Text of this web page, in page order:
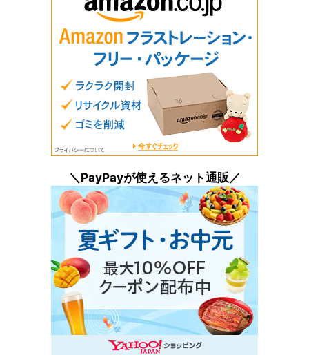
＼PayPayが使えるネット通販／